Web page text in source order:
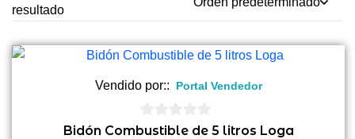
resultado
Vendido por:: Portal Vendedor
0
Bidón Combustible de 5 litros Loga